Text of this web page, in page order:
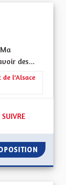
des...
l'Education et
l'Alsace
56 ABONNÉS
SUIVRE